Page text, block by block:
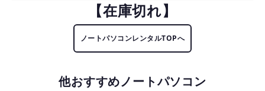
【在庫切れ】
ノートパソコンレンタルTOPへ
他おすすめノートパソコン